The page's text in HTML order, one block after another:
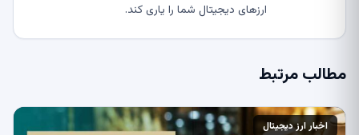
ارزهای دیجیتال شما را یاری کند.
مطالب مرتبط
اخبار ارز دیجیتال